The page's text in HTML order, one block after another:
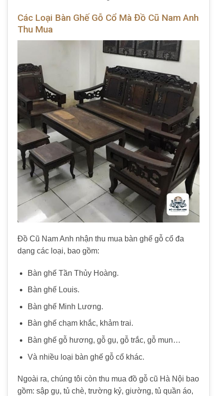
Các Loại Bàn Ghế Gỗ Cổ Mà Đồ Cũ Nam Anh
Thu Mua
Đồ Cũ Nam Anh nhận thu mua bàn ghế gỗ cổ đa
dạng các loại, bao gồm:
Bàn ghế Tần Thủy Hoàng.
Bàn ghế Louis.
Bàn ghế Minh Lương.
Bàn ghế chạm khắc, khảm trai.
Bàn ghế gỗ hương, gỗ gụ, gỗ trắc, gỗ mun…
Và nhiều loại bàn ghế gỗ cổkhác.
Ngoài ra, chúng tôi còn thu mua đồ gỗ cũ Hà Nội bao
gồm: sập gụ, tủ chè, trường kỷ, giường, tủ quần áo,